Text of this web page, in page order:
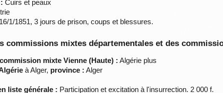
Cuirs et peaux
16/1/1851, 3 jours de prison, coups et blessures.
commissions mixtes départementales et des
mixte Vienne (Haute) : Algérie plus
à Alger, province : Alger
liste générale : Participation et excitation à l'insurrection. 2 000 f.